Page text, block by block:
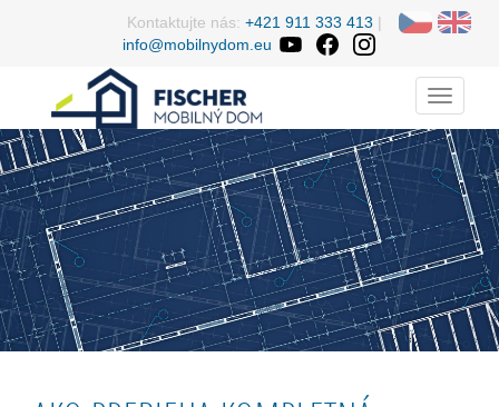
Kontaktujte nás: +421 911 333 413 |
info@mobilnydom.eu
Menu